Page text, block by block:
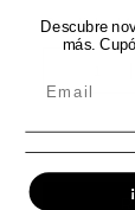
Cantidad *
Descubre
más.